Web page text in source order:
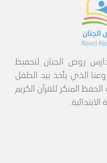
مدارس روض الجنان لتحفيظ
الذي يأخذ بيد الطفل
المبكر للقرآن الكريم